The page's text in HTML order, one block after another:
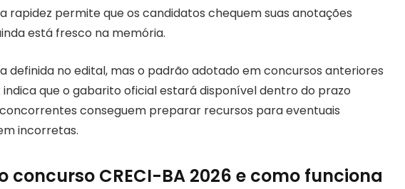
rapidez permite que os candidatos chequem suas anotações
está fresco na memória.
definida no edital, mas o padrão adotado em concursos anteriores
indica que o gabarito oficial estará disponível dentro do prazo
conseguem preparar recursos para eventuais
incorretas.
concurso CRECI-BA 2026 e como funciona